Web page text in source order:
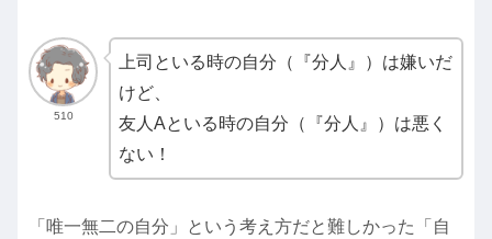
510
上司といる時の自分（『分人』）は嫌いだ
けど、
友人Aといる時の自分（『分人』）は悪く
ない！
「唯一無二の自分」という考え方だと難しかった「自